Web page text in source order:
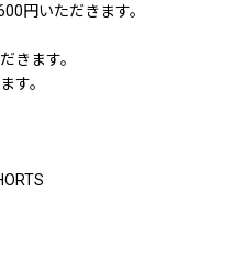
円いただきます。
きます。
す。